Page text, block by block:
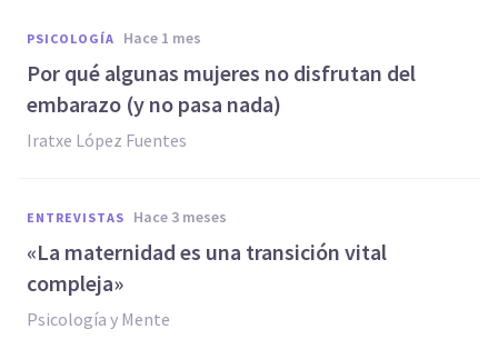
PSICOLOGÍA hace 1 mes
Por qué algunas mujeres no disfrutan del
embarazo (y no pasa nada)
Iratxe López Fuentes
ENTREVISTAS hace 3 meses
«La maternidad es una transición vital
compleja»
Psicología y Mente